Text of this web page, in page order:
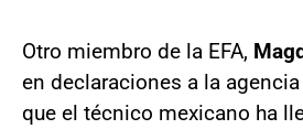
Otro miembro de la EFA,
en declaraciones a la
que el técnico mexicano ha